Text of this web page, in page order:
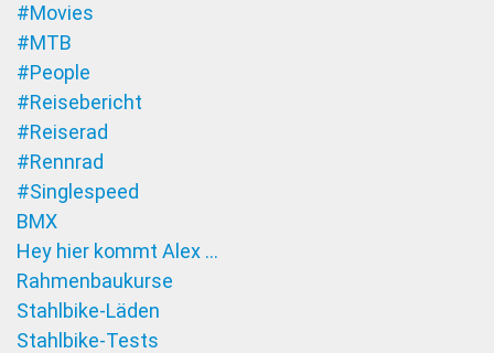
#Movies
#MTB
#People
#Reisebericht
#Reiserad
#Rennrad
#Singlespeed
BMX
Hey hier kommt Alex …
Rahmenbaukurse
Stahlbike-Läden
Stahlbike-Tests